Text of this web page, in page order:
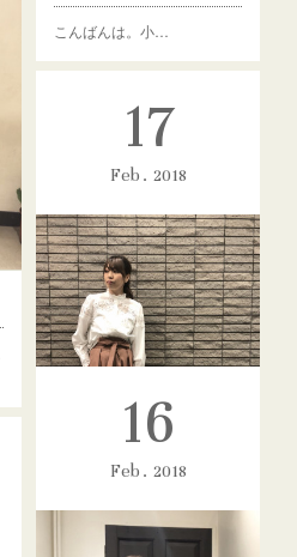
こんばんは。小…
17
Feb 2018
ヴィンテージブラウス
16
Feb 2018